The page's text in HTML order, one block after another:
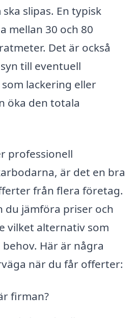
slipas. En typisk
mellan 30 och 80
Det är också
till eventuell
lackering eller
öka den totala
professionell
är det en bra
från flera företag.
du jämföra priser och
vilket alternativ som
Här är några
när du får offerter:
firman?